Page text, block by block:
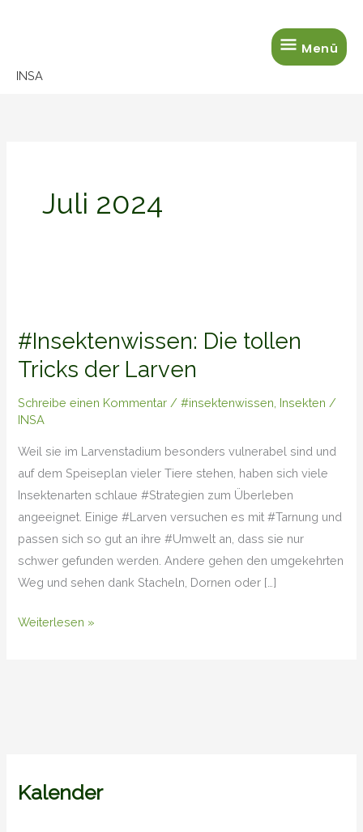
INSA
Menü
Menü
Juli 2024
#Insektenwissen: Die tollen
Tricks der Larven
Schreibe einen Kommentar /#insektenwissen, Insekten /
INSA
Weil sie im Larvenstadium besonders vulnerabel sind und
auf dem Speiseplan vieler Tiere stehen, haben sich viele
Insektenarten schlaue #Strategien zum Überleben
angeeignet. Einige #Larven versuchen es mit #Tarnung und
passen sich so gut an ihre #Umwelt an, dass sie nur
schwer gefunden werden. Andere gehen den umgekehrten
Weg und sehen dank Stacheln, Dornen oder […]
tollen
Tricks
Larven
Weiterlesen »
Kalender